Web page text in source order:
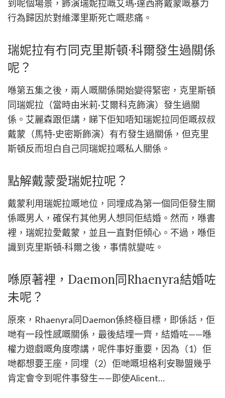
到呢個場景，飾演瑞妮拉嘅艾瑪·達西將戴蒙嘅暴力
行為歸因於對維澤里斯死亡嘅悲痛。
瑞妮拉有冇同克里斯頓·科爾發生過關係
呢？
喺第五集之後，兩人嘅關係開始變得緊密，克里斯頓
同瑞妮拉（當時由米莉·艾爾科克飾演）發生過關
係。艾麗森跟佢講，睇下佢知唔知瑞妮拉同佢嘅叔叔
戴蒙（馬特·史密斯飾演）有冇發生過關係，但克里
斯頓反而坦白自己同瑞妮拉嘅私人關係。
點解戴蒙愛瑞妮拉呢？
戴蒙利用瑞妮拉嘅地位，同埋成為第一個同佢發生關
係嘅男人，確保冇其他男人想同佢結婚。然而，喺書
裡，瑞妮拉愛戴蒙，並且一直對佢傾心。不過，喺佢
識到克里斯頓·科爾之後，事情就變咗。
喺原著裡，Daemon同Rhaenyra結婚咗
未呢？
原來，Rhaenyra同Daemon係終極目標，即係話，佢
哋有一段性感嘅關係，最後結埋一齊，結婚咗——喺
權力遊戲嘅角度嚟講，呢件事好重要，因為（1）佢
哋都想要王座，同埋（2）佢哋嘅坦格利安聯盟幾乎
肯定會令到呢件事發生——即使Alicent…